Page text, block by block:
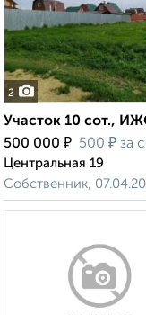
2
Участок 10 сот.,
500 000 ₽ 500 ₽ за
Центральная 19
Собственник,